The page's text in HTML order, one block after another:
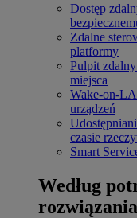
Dostęp
Zdalne
platformy
Pulpit zdalny
miejsca
Wake-on-
urządzeń
czasie
Smart
Według